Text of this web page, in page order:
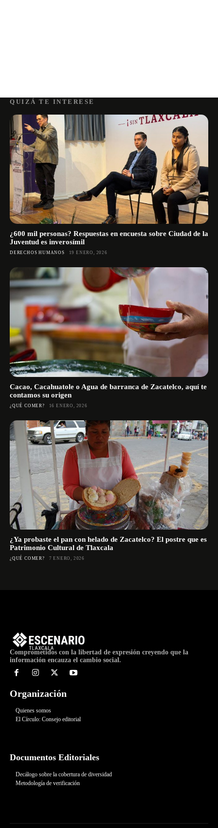
QUIZÁ TE INTERESE
¿600 mil personas? Respuestas en encuesta sobre Ciudad de la
Juventud es inverosímil
DERECHOS HUMANOS 19 ENERO, 2026
Cacao, Cacahuatole o Agua de barranca de Zacatelco, aquí te
contamos su origen
¿QUÉ COMER? 16 ENERO, 2026
¿Ya probaste el pan con helado de Zacatelco? El postre que es
Patrimonio Cultural de Tlaxcala
¿QUÉ COMER? 7 ENERO, 2026
Comprometidos con la libertad de expresión creyendo que la
información encauza el cambio social.
Organización
Quienes somos
El Círculo: Consejo editorial
Documentos Editoriales
Decálogo sobre la cobertura de diversidad
Metodología de verificación